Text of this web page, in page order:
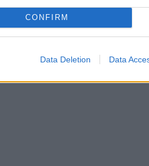
CONFIRM
Data Deletion Data
αλλά ευτυχώς δεν
της εξυπνάδας και της
ένα από τα πιο